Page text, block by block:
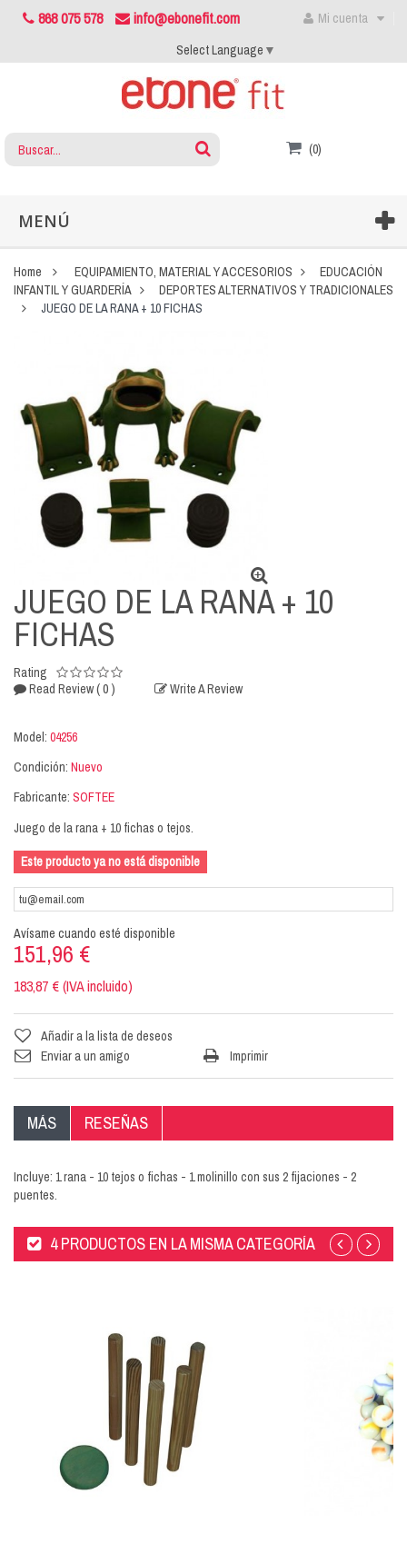
868 075 578 info@ebonefit.com
Mi cuenta
Select Language ▼
(0)
MENÚ
Home EQUIPAMIENTO, MATERIAL Y ACCESORIOS
EDUCACIÓN
INFANTIL Y GUARDERÍA
DEPORTES ALTERNATIVOS Y TRADICIONALES
JUEGO DE LA RANA + 10 FICHAS
JUEGO DE LA RANA + 10
FICHAS
Rating
Read Review( 0 ) Write A Review
Model: 04256
Condición: Nuevo
Fabricante: SOFTEE
Juego de la rana + 10 fichas o tejos.
Este producto ya no está disponible
Avísame cuando esté disponible
151,96 €
183,87 € (IVA incluido)
Añadir a la lista de deseos
Enviar a un amigo
Imprimir
MÁS RESEÑAS
Incluye: 1 rana - 10 tejos o fichas - 1 molinillo con sus 2 fijaciones - 2
puentes.
4 PRODUCTOS EN LA MISMA CATEGORÍA